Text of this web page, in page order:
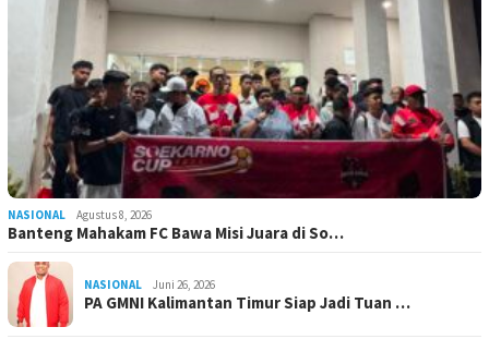
NASIONAL Agustus 8, 2026
Banteng Mahakam FC Bawa Misi Juara di So…
NASIONAL Juni 26, 2026
PA GMNI Kalimantan Timur Siap Jadi Tuan …